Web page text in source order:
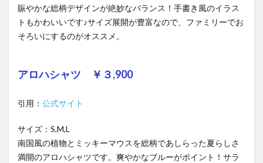
賑やかな総柄デザインが絶妙なバランス！手書き風のイラス
トもかわいいです♪サイズ展開が豊富なので、ファミリーでお
そろいにするのがオススメ。
アロハシャツ ￥３,900
引用： 公式サイト
サイズ：S,M,L
南国風の植物とミッキーマウスを総柄であしらった夏らしさ
満開のアロハシャツです。爽やかなブルーがポイント！サラ